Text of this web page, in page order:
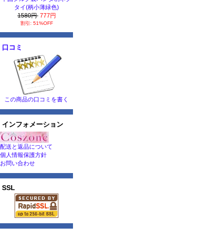
タイ(柄小薄緑色)
1580円 777円
割引: 51%OFF
口コミ
この商品の口コミを書く
インフォメーション
配送と返品について
個人情報保護方針
お問い合わせ
SSL